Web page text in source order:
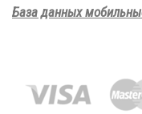
База данных